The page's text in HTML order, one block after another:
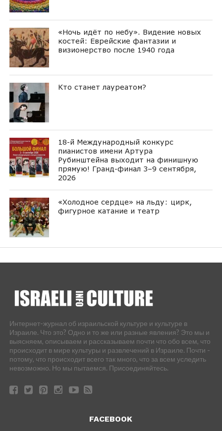
«Ночь идёт по небу». Видение новых
костей: Еврейские фантазии и
визионерство после 1940 года
Кто станет лауреатом?
18-й Международный конкурс
пианистов имени Артура
Рубинштейна выходит на финишную
прямую! Гранд-финал 3–9 сентября,
2026
«Холодное сердце» на льду: цирк,
фигурное катание и театр
Интернет-журнал об израильской культуре и культуре в
Израиле. Что это? Одно и то же или разные явления? Это мы и
выясняем, описываем и рассказываем почти что обо всем, что
происходит в мире культуры и развлечений в Израиле. Почти -
потому, что происходит всего так много, что за всем уследить
невозможно. Но мы пытаемся. Присоединяйтесь.
FACEBOOK